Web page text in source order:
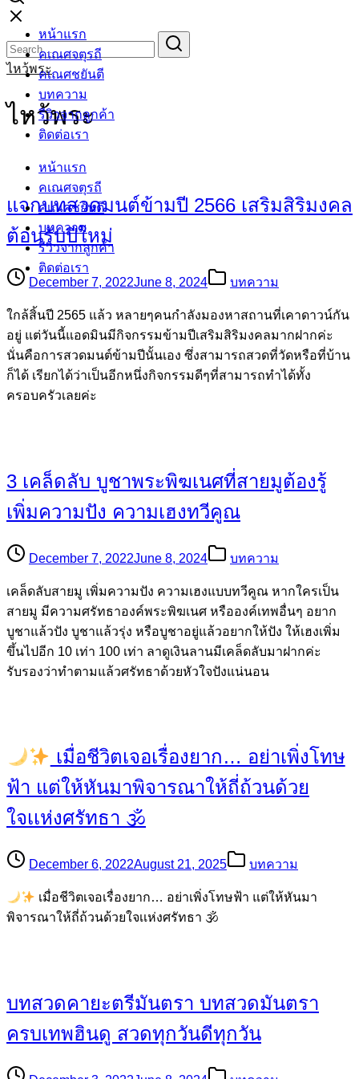
Skip
content
หน้าแรก
คเณศจตุรถี
คเณศชยันตี
บทความ
รีวิวจากลูกค้า
ติดต่อเรา
หน้าแรก
คเณศจตุรถี
คเณศชยันตี
บทความ
รีวิวจากลูกค้า
ติดต่อเรา
Search
for:
ไหว้พระ
ไหว้พระ
แจกบทสวดมนต์ข้ามปี 2566 เสริมสิริมงคล
ต้อนรับปีใหม่
December 7, 2022June 8, 2024 บทความ
ใกล้สิ้นปี 2565 แล้ว หลายๆคนกำลังมองหาสถานที่เคาดาวน์กัน
อยู่ แต่วันนี้แอดมินมีกิจกรรมข้ามปีเสริมสิริมงคลมากฝากค่ะ
นั่นคือการสวดมนต์ข้ามปีนั้นเอง ซึ่งสามารถสวดที่วัดหรือที่บ้าน
ก็ได้ เรียกได้ว่าเป็นอีกหนึ่งกิจกรรมดีๆที่สามารถทำได้ทั้ง
ครอบครัวเลยค่ะ
3 เคล็ดลับ บูชาพระพิฆเนศที่สายมูต้องรู้
เพิ่มความปัง ความเฮงทวีคูณ
December 7, 2022June 8, 2024 บทความ
เคล็ดลับสายมู เพิ่มความปัง ความเฮงแบบทวีคูณ หากใครเป็น
สายมู มีความศรัทธาองค์พระพิฆเนศ หรือองค์เทพอื่นๆ อยาก
บูชาแล้วปัง บูชาแล้วรุ่ง หรือบูชาอยู่แล้วอยากให้ปัง ให้เฮงเพิ่ม
ขึ้นไปอีก 10 เท่า 100 เท่า ลาดูเงินลานมีเคล็ดลับมาฝากค่ะ
รับรองว่าทำตามแล้วศรัทธาด้วยหัวใจปังแน่นอน
เมื่อชีวิตเจอเรื่องยาก… อย่าเพิ่งโทษ
ฟ้า แต่ให้หันมาพิจารณาให้ถี่ถ้วนด้วย
ใจเเห่งศรัทธา 🕉
December 6, 2022August 21, 2025 บทความ
เมื่อชีวิตเจอเรื่องยาก… อย่าเพิ่งโทษฟ้า แต่ให้หันมา
พิจารณาให้ถี่ถ้วนด้วยใจเเห่งศรัทธา 🕉
บทสวดคายะตรีมันตรา บทสวดมันตรา
ครบเทพฮินดู สวดทุกวันดีทุกวัน